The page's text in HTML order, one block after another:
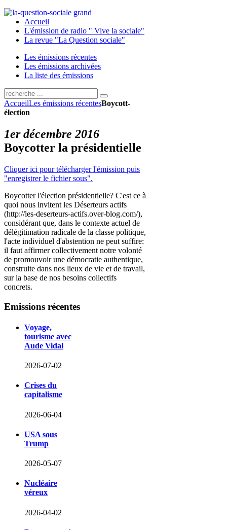
Accueil
L'émission de radio " Vive la sociale"
La revue "La Question sociale"
Les émissions récentes
Les émissions archivées
La liste des émissions
AccueilLes émissions récentesBoycott-
élection
1er décembre 2016
Boycotter la présidentielle
Cliquer ici pour télécharger l'émission puis
"enregistrer le fichier sous".
Boycotter l'élection présidentielle? C'est ce à
quoi nous invitent les Déserteurs actifs
(http://les-deserteurs-actifs.over-blog.com/),
considérant que, dans le contexte actuel de
délégitimation radicale de la classe politique,
l'acte individuel d'abstention ne peut suffire:
il faut affirmer collectivement notre volonté
de promouvoir une démocratie authentique,
construite dans nos lieux de vie et de travail,
sur la base de nos besoins collectifs
concrets.
Emissions récentes
Voyage,
tourisme avec
Aude Vidal
2026-07-02
Crises du
capitalisme
2026-06-04
USA sous
Trump
2026-05-07
Nucléaire
véreux
2026-04-02